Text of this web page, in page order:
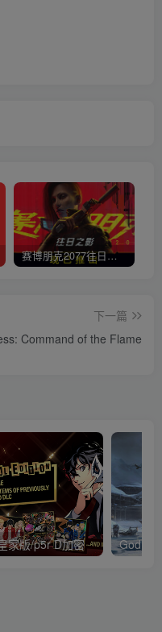
赛博朋克2077往日之影
下一篇
Command of the Flame
家版/p5r D加密